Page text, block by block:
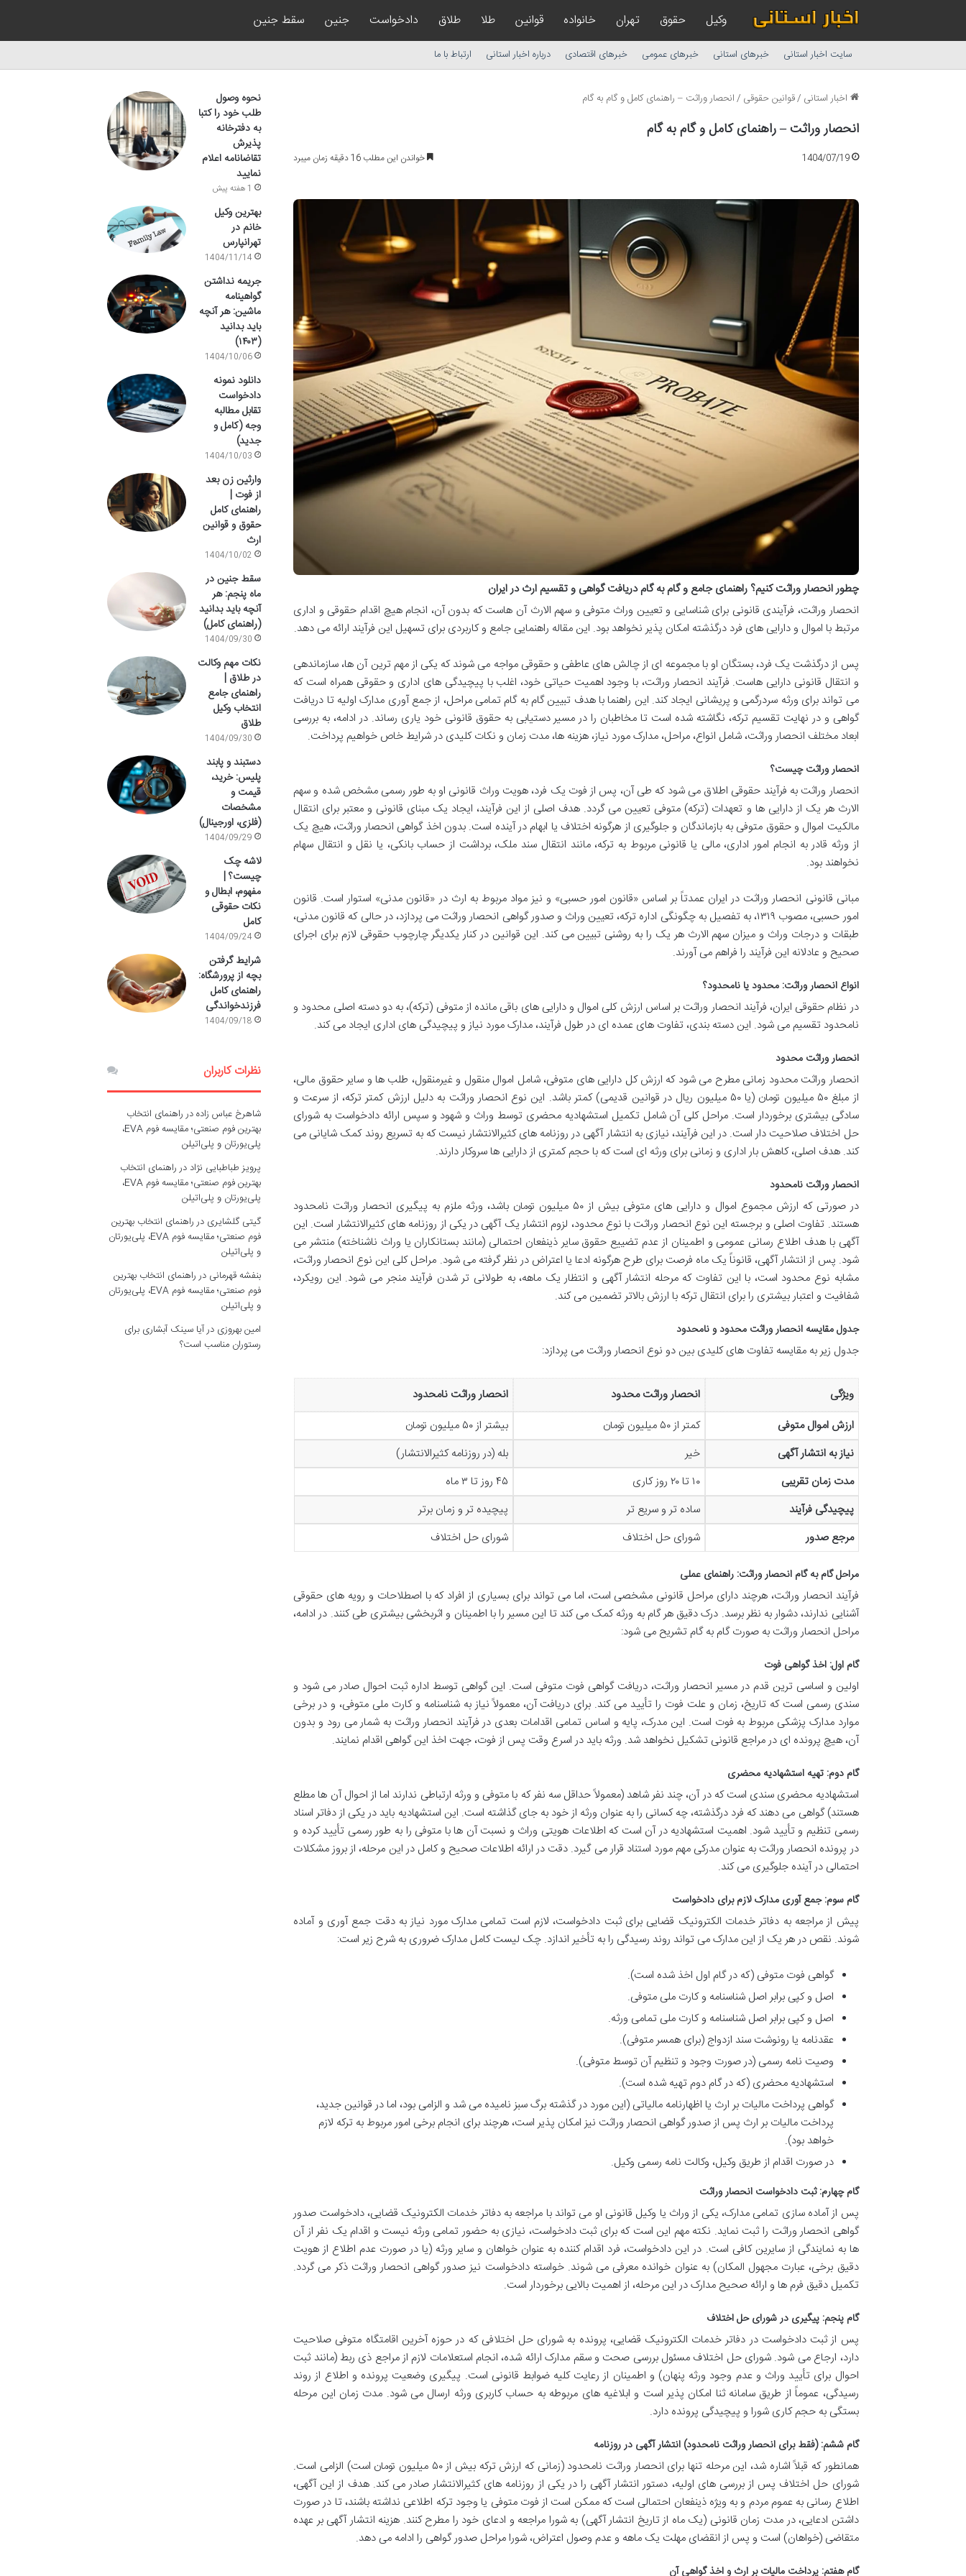
وکیل حقوق تهران خانواده قوانین طلا طلاق دادخواست جنین سقط جنین
سایت اخبار استانی خبرهای استانی خبرهای عمومی خبرهای اقتصادی درباره اخبار استانی ارتباط با ما
اخبار استانی /قوانین حقوقی /انحصار وراثت – راهنمای کامل و گام به گام
انحصار وراثت – راهنمای کامل و گام به گام
1404/07/19 خواندن این مطلب 16 دقیقه زمان میبرد
چطور انحصار وراثت کنیم؟ راهنمای جامع و گام به گام دریافت گواهی و تقسیم ارث در ایران
انحصار وراثت، فرآیندی قانونی برای شناسایی و تعیین وراث متوفی و سهم الارث آن هاست که بدون آن، انجام هیچ اقدام حقوقی و اداری
مرتبط با اموال و دارایی های فرد درگذشته امکان پذیر نخواهد بود. این مقاله راهنمایی جامع و کاربردی برای تسهیل این فرآیند ارائه می دهد.
پس از درگذشت یک فرد، بستگان او با مجموعه ای از چالش های عاطفی و حقوقی مواجه می شوند که یکی از مهم ترین آن ها، سازماندهی
و انتقال قانونی دارایی هاست. فرآیند انحصار وراثت، با وجود اهمیت حیاتی خود، اغلب با پیچیدگی های اداری و حقوقی همراه است که
می تواند برای ورثه سردرگمی و پریشانی ایجاد کند. این راهنما با هدف تبیین گام به گام تمامی مراحل، از جمع آوری مدارک اولیه تا دریافت
گواهی و در نهایت تقسیم ترکه، نگاشته شده است تا مخاطبان را در مسیر دستیابی به حقوق قانونی خود یاری رساند. در ادامه، به بررسی
ابعاد مختلف انحصار وراثت، شامل انواع، مراحل، مدارک مورد نیاز، هزینه ها، مدت زمان و نکات کلیدی در شرایط خاص خواهیم پرداخت.
انحصار وراثت چیست؟
انحصار وراثت به فرآیند حقوقی اطلاق می شود که طی آن، پس از فوت یک فرد، هویت وراث قانونی او به طور رسمی مشخص شده و سهم
الارث هر یک از دارایی ها و تعهدات (ترکه) متوفی تعیین می گردد. هدف اصلی از این فرآیند، ایجاد یک مبنای قانونی و معتبر برای انتقال
مالکیت اموال و حقوق متوفی به بازماندگان و جلوگیری از هرگونه اختلاف یا ابهام در آینده است. بدون اخذ گواهی انحصار وراثت، هیچ یک
از ورثه قادر به انجام امور اداری، مالی یا قانونی مربوط به ترکه، مانند انتقال سند ملک، برداشت از حساب بانکی، یا نقل و انتقال سهام
نخواهند بود.
مبانی قانونی انحصار وراثت در ایران عمدتاً بر اساس «قانون امور حسبی» و نیز مواد مربوط به ارث در «قانون مدنی» استوار است. قانون
امور حسبی، مصوب ۱۳۱۹، به تفصیل به چگونگی اداره ترکه، تعیین وراث و صدور گواهی انحصار وراثت می پردازد، در حالی که قانون مدنی،
طبقات و درجات وراث و میزان سهم الارث هر یک را به روشنی تبیین می کند. این قوانین در کنار یکدیگر چارچوب حقوقی لازم برای اجرای
صحیح و عادلانه این فرآیند را فراهم می آورند.
انواع انحصار وراثت: محدود یا نامحدود؟
در نظام حقوقی ایران، فرآیند انحصار وراثت بر اساس ارزش کلی اموال و دارایی های باقی مانده از متوفی (ترکه)، به دو دسته اصلی محدود و
نامحدود تقسیم می شود. این دسته بندی، تفاوت های عمده ای در طول فرآیند، مدارک مورد نیاز و پیچیدگی های اداری ایجاد می کند.
انحصار وراثت محدود
انحصار وراثت محدود زمانی مطرح می شود که ارزش کل دارایی های متوفی، شامل اموال منقول و غیرمنقول، طلب ها و سایر حقوق مالی،
از مبلغ ۵۰ میلیون تومان (یا ۵۰ میلیون ریال در قوانین قدیمی) کمتر باشد. این نوع انحصار وراثت به دلیل ارزش کمتر ترکه، از سرعت و
سادگی بیشتری برخوردار است. مراحل کلی آن شامل تکمیل استشهادیه محضری توسط وراث و شهود و سپس ارائه دادخواست به شورای
حل اختلاف صلاحیت دار است. در این فرآیند، نیازی به انتشار آگهی در روزنامه های کثیرالانتشار نیست که به تسریع روند کمک شایانی می
کند. هدف اصلی، کاهش بار اداری و زمانی برای ورثه ای است که با حجم کمتری از دارایی ها سروکار دارند.
انحصار وراثت نامحدود
در صورتی که ارزش مجموع اموال و دارایی های متوفی بیش از ۵۰ میلیون تومان باشد، ورثه ملزم به پیگیری انحصار وراثت نامحدود
هستند. تفاوت اصلی و برجسته این نوع انحصار وراثت با نوع محدود، لزوم انتشار یک آگهی در یکی از روزنامه های کثیرالانتشار است. این
آگهی با هدف اطلاع رسانی عمومی و اطمینان از عدم تضییع حقوق سایر ذینفعان احتمالی (مانند بستانکاران یا وراث ناشناخته) منتشر می
شود. پس از انتشار آگهی، قانوناً یک ماه فرصت برای طرح هرگونه ادعا یا اعتراض در نظر گرفته می شود. مراحل کلی این نوع انحصار وراثت،
مشابه نوع محدود است، با این تفاوت که مرحله انتشار آگهی و انتظار یک ماهه، به طولانی تر شدن فرآیند منجر می شود. این رویکرد،
شفافیت و اعتبار بیشتری را برای انتقال ترکه با ارزش بالاتر تضمین می کند.
جدول مقایسه انحصار وراثت محدود و نامحدود
جدول زیر به مقایسه تفاوت های کلیدی بین دو نوع انحصار وراثت می پردازد:
ویژگی انحصار وراثت محدود
انحصار وراثت نامحدود
ارزش اموال متوفی
کمتر از ۵۰ میلیون تومان
بیشتر از ۵۰ میلیون تومان
نیاز به انتشار آگهی
خیر
بله (در روزنامه کثیرالانتشار)
مدت زمان تقریبی
۱۰ تا ۲۰ روز کاری
۴۵ روز تا ۳ ماه
پیچیدگی فرآیند
ساده تر و سریع تر
پیچیده تر و زمان برتر
مرجع صدور
شورای حل اختلاف شورای حل اختلاف
مراحل گام به گام انحصار وراثت: راهنمای عملی
فرآیند انحصار وراثت، هرچند دارای مراحل قانونی مشخصی است، اما می تواند برای بسیاری از افراد که با اصطلاحات و رویه های حقوقی
آشنایی ندارند، دشوار به نظر برسد. درک دقیق هر گام به ورثه کمک می کند تا این مسیر را با اطمینان و اثربخشی بیشتری طی کنند. در ادامه،
مراحل انحصار وراثت به صورت گام به گام تشریح می شود:
گام اول: اخذ گواهی فوت
اولین و اساسی ترین قدم در مسیر انحصار وراثت، دریافت گواهی فوت متوفی است. این گواهی توسط اداره ثبت احوال صادر می شود و
سندی رسمی است که تاریخ، زمان و علت فوت را تأیید می کند. برای دریافت آن، معمولاً نیاز به شناسنامه و کارت ملی متوفی، و در برخی
موارد مدارک پزشکی مربوط به فوت است. این مدرک، پایه و اساس تمامی اقدامات بعدی در فرآیند انحصار وراثت به شمار می رود و بدون
آن، هیچ پرونده ای در مراجع قانونی تشکیل نخواهد شد. ورثه باید در اسرع وقت پس از فوت، جهت اخذ این گواهی اقدام نمایند.
گام دوم: تهیه استشهادیه محضری
استشهادیه محضری سندی است که در آن، چند نفر شاهد (معمولاً حداقل سه نفر که با متوفی و ورثه ارتباطی ندارند اما از احوال آن ها مطلع
هستند) گواهی می دهند که فرد درگذشته، چه کسانی را به عنوان ورثه از خود به جای گذاشته است. این استشهادیه باید در یکی از دفاتر اسناد
رسمی تنظیم و تأیید شود. اهمیت استشهادیه در آن است که اطلاعات هویتی وراث و نسبت آن ها با متوفی را به طور رسمی تأیید کرده و
در پرونده انحصار وراثت به عنوان مدرکی مهم مورد استناد قرار می گیرد. دقت در ارائه اطلاعات صحیح و کامل در این مرحله، از بروز مشکلات
احتمالی در آینده جلوگیری می کند.
گام سوم: جمع آوری مدارک لازم برای دادخواست
پیش از مراجعه به دفاتر خدمات الکترونیک قضایی برای ثبت دادخواست، لازم است تمامی مدارک مورد نیاز به دقت جمع آوری و آماده
شوند. نقص در هر یک از این مدارک می تواند روند رسیدگی را به تأخیر اندازد. چک لیست کامل مدارک ضروری به شرح زیر است:
گواهی فوت متوفی (که در گام اول اخذ شده است).
اصل و کپی برابر اصل شناسنامه و کارت ملی متوفی.
اصل و کپی برابر اصل شناسنامه و کارت ملی تمامی ورثه.
عقدنامه یا رونوشت سند ازدواج (برای همسر متوفی).
وصیت نامه رسمی (در صورت وجود و تنظیم آن توسط متوفی).
استشهادیه محضری (که در گام دوم تهیه شده است).
گواهی پرداخت مالیات بر ارث یا اظهارنامه مالیاتی (این مورد در گذشته برگ سبز نامیده می شد و الزامی بود، اما در قوانین جدید،
پرداخت مالیات بر ارث پس از صدور گواهی انحصار وراثت نیز امکان پذیر است، هرچند برای انجام برخی امور مربوط به ترکه لازم
خواهد بود).
در صورت اقدام از طریق وکیل، وکالت نامه رسمی وکیل.
گام چهارم: ثبت دادخواست انحصار وراثت
پس از آماده سازی تمامی مدارک، یکی از وراث یا وکیل قانونی او می تواند با مراجعه به دفاتر خدمات الکترونیک قضایی، دادخواست صدور
گواهی انحصار وراثت را ثبت نماید. نکته مهم این است که برای ثبت دادخواست، نیازی به حضور تمامی ورثه نیست و اقدام یک نفر از آن
ها به نمایندگی از سایرین کافی است. در این دادخواست، فرد اقدام کننده به عنوان خواهان و سایر ورثه (یا در صورت عدم اطلاع از هویت
دقیق برخی، عبارت مجهول المکان) به عنوان خوانده معرفی می شوند. خواسته دادخواست نیز صدور گواهی انحصار وراثت ذکر می گردد.
تکمیل دقیق فرم ها و ارائه صحیح مدارک در این مرحله، از اهمیت بالایی برخوردار است.
گام پنجم: پیگیری در شورای حل اختلاف
پس از ثبت دادخواست در دفاتر خدمات الکترونیک قضایی، پرونده به شورای حل اختلافی که در حوزه آخرین اقامتگاه متوفی صلاحیت
دارد، ارجاع می شود. شورای حل اختلاف مسئول بررسی صحت و سقم مدارک ارائه شده، انجام استعلامات لازم از مراجع ذی ربط (مانند ثبت
احوال برای تأیید وراث و عدم وجود ورثه پنهان) و اطمینان از رعایت کلیه ضوابط قانونی است. پیگیری وضعیت پرونده و اطلاع از روند
رسیدگی، عموماً از طریق سامانه ثنا امکان پذیر است و ابلاغیه های مربوطه به حساب کاربری ورثه ارسال می شود. مدت زمان این مرحله
بستگی به حجم کاری شورا و پیچیدگی پرونده دارد.
گام ششم: (فقط برای انحصار وراثت نامحدود) انتشار آگهی در روزنامه
همانطور که قبلاً اشاره شد، این مرحله تنها برای انحصار وراثت نامحدود (زمانی که ارزش ترکه بیش از ۵۰ میلیون تومان است) الزامی است.
شورای حل اختلاف پس از بررسی های اولیه، دستور انتشار آگهی را در یکی از روزنامه های کثیرالانتشار صادر می کند. هدف از این آگهی،
اطلاع رسانی به عموم مردم و به ویژه ذینفعان احتمالی است که ممکن است از فوت متوفی یا وجود ترکه اطلاعی نداشته باشند، تا در صورت
داشتن ادعایی، در مدت زمان قانونی (یک ماه از تاریخ انتشار آگهی) به شورا مراجعه و ادعای خود را مطرح کنند. هزینه انتشار آگهی بر عهده
متقاضی (خواهان) است و پس از انقضای مهلت یک ماهه و عدم وصول اعتراض، شورا مراحل صدور گواهی را ادامه می دهد.
گام هفتم: پرداخت مالیات بر ارث و اخذ گواهی آن
نحوه وصول
طلب خود را کتبا
به دفترخانه
پذیرش
تقاضانامه اعلام
نمایید
1 هفته پیش
بهترین وکیل
خانم در
تهرانپارس
1404/11/14
جریمه نداشتن
گواهینامه
ماشین: هر آنچه
باید بدانید
(۱۴۰۳)
1404/10/06
دانلود نمونه
دادخواست
تقابل مطالبه
وجه (کامل و
جدید)
1404/10/03
وارثین زن بعد
از فوت |
راهنمای کامل
حقوق و قوانین
ارث
1404/10/02
سقط جنین در
ماه پنجم: هر
آنچه باید بدانید
(راهنمای کامل)
1404/09/30
نکات مهم وکالت
در طلاق |
راهنمای جامع
انتخاب وکیل
طلاق
1404/09/30
دستبند و پابند
پلیس: خرید،
قیمت و
مشخصات
(فلزی، اورجینال)
1404/09/29
لاشه چک
چیست؟ |
مفهوم، ابطال و
نکات حقوقی
کامل
1404/09/24
شرایط گرفتن
بچه از پرورشگاه:
راهنمای کامل
فرزندخواندگی
1404/09/18
نظرات کاربران
شاهرخ عباس زادهدرراهنمای انتخاب
بهترین فوم صنعتی؛ مقایسه فوم EVA،
پلی‌یورتان و پلی‌اتیلن
پرویز طباطبایی نژاد درراهنمای انتخاب
بهترین فوم صنعتی؛ مقایسه فوم EVA،
پلی‌یورتان و پلی‌اتیلن
گیتی گلشایری درراهنمای انتخاب بهترین
فوم صنعتی؛ مقایسه فوم EVA، پلی‌یورتان
و پلی‌اتیلن
بنفشه قهرمانی درراهنمای انتخاب بهترین
فوم صنعتی؛ مقایسه فوم EVA، پلی‌یورتان
و پلی‌اتیلن
امین بهروزی درآیا سینک آبشاری برای
رستوران مناسب است؟